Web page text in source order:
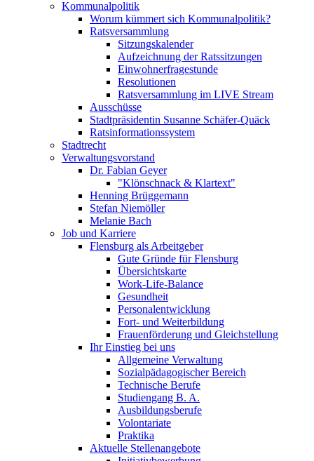
Kommunalpolitik
Worum kümmert sich Kommunalpolitik?
Ratsversammlung
Sitzungskalender
Aufzeichnung der Ratssitzungen
Einwohnerfragestunde
Resolutionen
Ratsversammlung im LIVE Stream
Ausschüsse
Stadtpräsidentin Susanne Schäfer-Quäck
Ratsinformationssystem
Stadtrecht
Verwaltungsvorstand
Dr. Fabian Geyer
"Klönschnack & Klartext"
Henning Brüggemann
Stefan Niemöller
Melanie Bach
Job und Karriere
Flensburg als Arbeitgeber
Gute Gründe für Flensburg
Übersichtskarte
Work-Life-Balance
Gesundheit
Personalentwicklung
Fort- und Weiterbildung
Frauenförderung und Gleichstellung
Ihr Einstieg bei uns
Allgemeine Verwaltung
Sozialpädagogischer Bereich
Technische Berufe
Studiengang B. A.
Ausbildungsberufe
Volontariate
Praktika
Aktuelle Stellenangebote